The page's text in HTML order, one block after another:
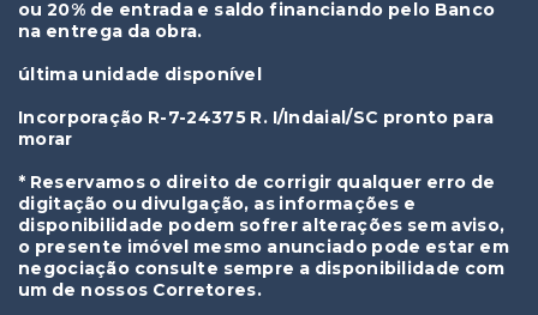
ou 20% de entrada e saldo financiando pelo Banco
na entrega da obra.
última unidade disponível
Incorporação R-7-24375 R. I/Indaial/SC pronto para
morar
* Reservamos o direito de corrigir qualquer erro de
digitação ou divulgação, as informações e
disponibilidade podem sofrer alterações sem aviso,
o presente imóvel mesmo anunciado pode estar em
negociação consulte sempre a disponibilidade com
um de nossos Corretores.